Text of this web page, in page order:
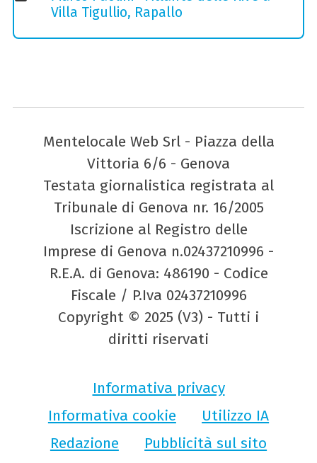
Villa Tigullio, Rapallo
Mentelocale Web Srl - Piazza della
Vittoria 6/6 - Genova
Testata giornalistica registrata al
Tribunale di Genova nr. 16/2005
Iscrizione al Registro delle
Imprese di Genova n.02437210996 -
R.E.A. di Genova: 486190 - Codice
Fiscale / P.Iva 02437210996
Copyright © 2025 (V3) - Tutti i
diritti riservati
Informativa privacy
Informativa cookie
Utilizzo IA
Redazione
Pubblicità sul sito